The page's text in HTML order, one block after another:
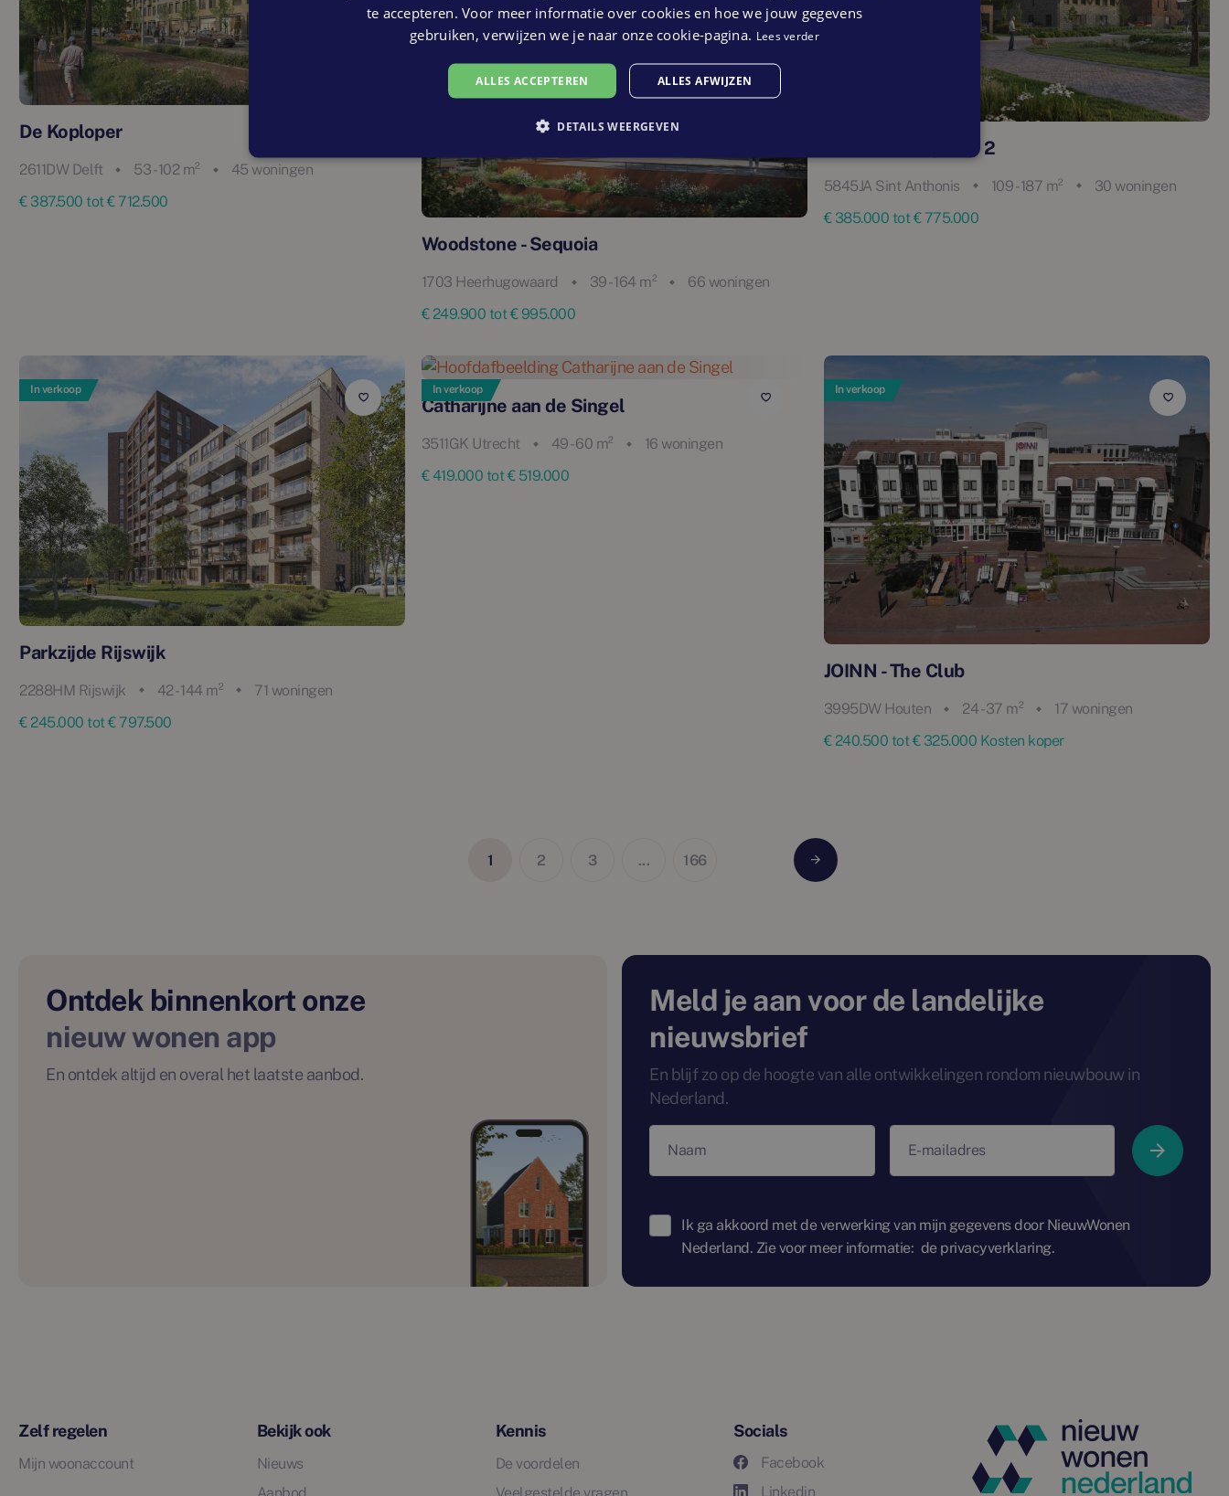
De Koploper
2611DW Delft 53 - 102 m²
45 woningen
€ 387.500 tot € 712.500
Woodstone - Sequoia
1703 Heerhugowaard 39 - 164 m²
66 woningen
€ 249.900 tot € 995.000
Weidse Peel | Fase 2
5845JA Sint Anthonis 109 - 187 m²
30 woningen
€ 385.000 tot € 775.000
In verkoop
Parkzijde Rijswijk
2288HM Rijswijk 42 - 144 m²
71 woningen
€ 245.000 tot € 797.500
In verkoop
Catharijne aan de Singel
3511GK Utrecht 49 - 60 m²
16 woningen
€ 419.000 tot € 519.000
In verkoop
JOINN - The Club
3995DW Houten 24 - 37 m²
17 woningen
€ 240.500 tot € 325.000 Kosten koper
1 2 3 ... 166
Ontdek binnenkort onze
nieuw wonen app
En ontdek altijd en overal het laatste aanbod.
Meld je aan voor de landelijke
nieuwsbrief
En blijf zo op de hoogte van alle ontwikkelingen rondom nieuwbouw in
Nederland.
Naam E-mailadres
Ik ga akkoord met de verwerking van mijn gegevens door NieuwWonen
Nederland. Zie voor meer informatie: de privacyverklaring.
Zelf regelen
Mijn woonaccount
Bekijk ook
Nieuws
Kennis
De voordelen
Socials
Facebook
Linkedin
te accepteren. Voor meer informatie over cookies en hoe we jouw gegevens
gebruiken, verwijzen we je naar onze cookie-pagina. Lees verder
ALLES ACCEPTEREN ALLES AFWIJZEN
DETAILS WEERGEVEN